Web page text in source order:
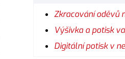
Zkracování oděvů
Výšivka a potisk
Digitální potisk v